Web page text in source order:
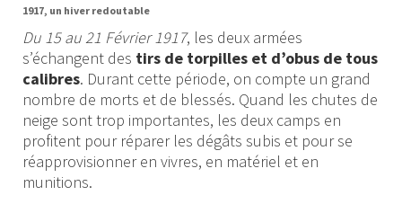
1917, un hiver redoutable
Du 15 au 21 Février 1917, les deux armées
s’échangent des tirs de torpilles et d’obus de tous
calibres. Durant cette période, on compte un grand
nombre de morts et de blessés. Quand les chutes de
neige sont trop importantes, les deux camps en
profitent pour réparer les dégâts subis et pour se
réapprovisionner en vivres, en matériel et en
munitions.